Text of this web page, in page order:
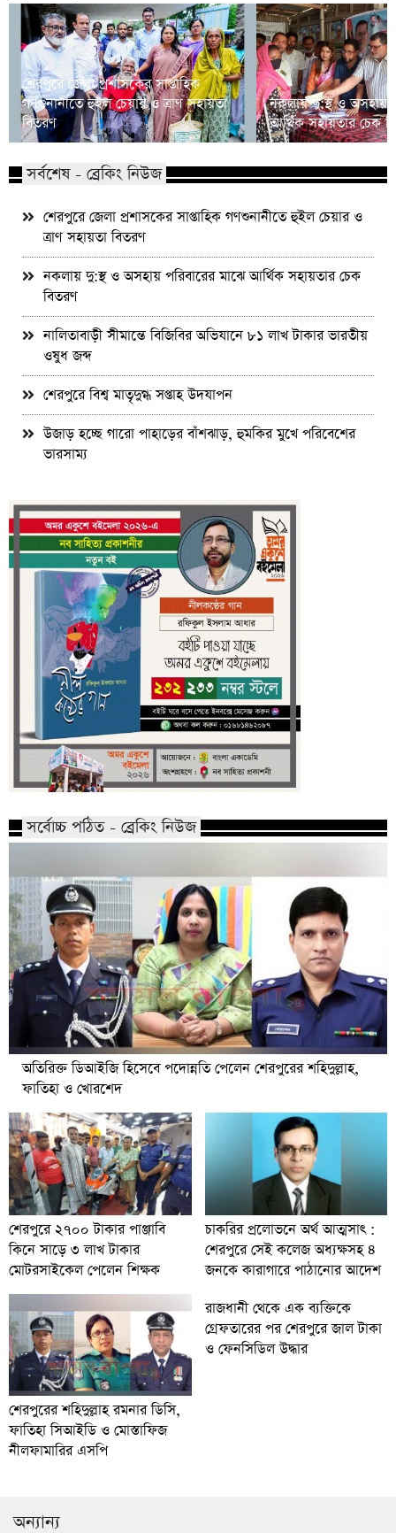
শেরপুরে জেলা প্রশাসকের সাপ্তাহিক
গণশুনানীতে হুইল চেয়ার ও ত্রাণ সহায়তা
বিতরণ
নকলায় দু:স্থ ও অসহায়
আর্থিক সহায়তার চেক
সর্বশেষ - ব্রেকিং নিউজ
শেরপুরে জেলা প্রশাসকের সাপ্তাহিক গণশুনানীতে হুইল চেয়ার ও
ত্রাণ সহায়তা বিতরণ
নকলায় দু:স্থ ও অসহায় পরিবারের মাঝে আর্থিক সহায়তার চেক
বিতরণ
নালিতাবাড়ী সীমান্তে বিজিবির অভিযানে ৮১ লাখ টাকার ভারতীয়
ওষুধ জব্দ
শেরপুরে বিশ্ব মাতৃদুগ্ধ সপ্তাহ উদযাপন
উজাড় হচ্ছে গারো পাহাড়ের বাঁশঝাড়, হুমকির মুখে পরিবেশের
ভারসাম্য
সর্বোচ্চ পঠিত - ব্রেকিং নিউজ
অতিরিক্ত ডিআইজি হিসেবে পদোন্নতি পেলেন শেরপুরের শহিদুল্লাহ,
ফাতিহা ও খোরশেদ
শেরপুরে ২৭০০ টাকার পাঞ্জাবি
কিনে সাড়ে ৩ লাখ টাকার
মোটরসাইকেল পেলেন শিক্ষক
চাকরির প্রলোভনে অর্থ আত্মসাৎ :
শেরপুরে সেই কলেজ অধ্যক্ষসহ ৪
জনকে কারাগারে পাঠানোর আদেশ
শেরপুরের শহিদুল্লাহ রমনার ডিসি,
ফাতিহা সিআইডি ও মোস্তাফিজ
নীলফামারির এসপি
রাজধানী থেকে এক ব্যক্তিকে
গ্রেফতারের পর শেরপুরে জাল টাকা
ও ফেনসিডিল উদ্ধার
অন্যান্য